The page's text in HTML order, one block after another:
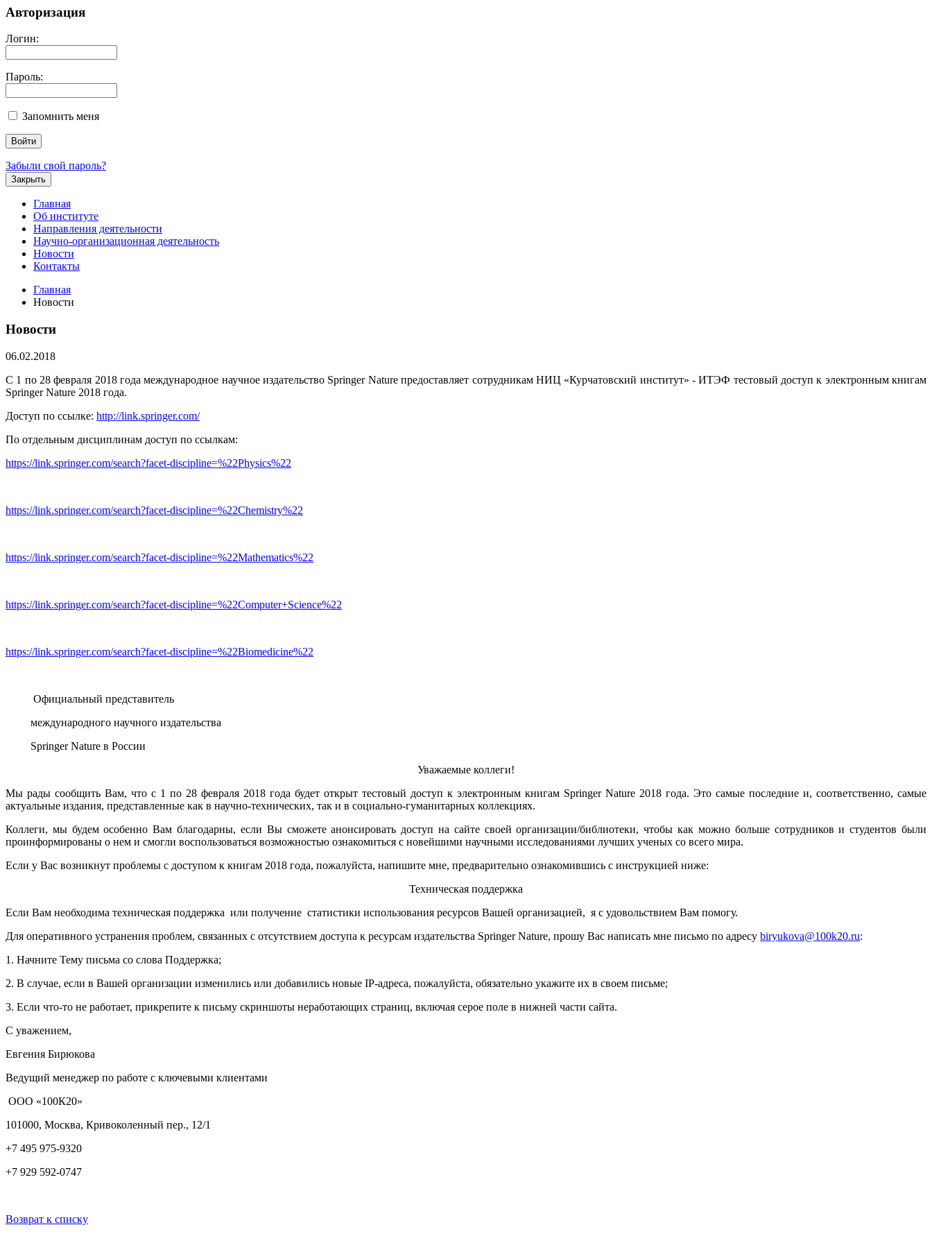
Авторизация
Логин:
Пароль:
Запомнить меня
Забыли свой пароль?
Закрыть
Главная
Об институте
Направления деятельности
Научно-организационная деятельность
Новости
Контакты
Главная
Новости
Новости
06.02.2018
С 1 по 28 февраля 2018 года международное научное издательство Springer Nature предоставляет сотрудникам НИЦ «Курчатовский институт» - ИТЭФ тестовый доступ к электронным книгам
Springer Nature 2018 года.
Доступ по ссылке: http://link.springer.com/
По отдельным дисциплинам доступ по ссылкам:
https://link.springer.com/search?facet-discipline=%22Physics%22
https://link.springer.com/search?facet-discipline=%22Chemistry%22
https://link.springer.com/search?facet-discipline=%22Mathematics%22
https://link.springer.com/search?facet-discipline=%22Computer+Science%22
https://link.springer.com/search?facet-discipline=%22Biomedicine%22
Официальный представитель
международного научного издательства
Springer Nature в России
Уважаемые коллеги!
Мы рады сообщить Вам, что с 1 по 28 февраля 2018 года будет открыт тестовый доступ к электронным книгам Springer Nature 2018 года. Это самые последние и, соответственно, самые
актуальные издания, представленные как в научно-технических, так и в социально-гуманитарных коллекциях.
Коллеги, мы будем особенно Вам благодарны, если Вы сможете анонсировать доступ на сайте своей организации/библиотеки, чтобы как можно больше сотрудников и студентов были
проинформированы о нем и смогли воспользоваться возможностью ознакомиться с новейшими научными исследованиями лучших ученых со всего мира.
Если у Вас возникнут проблемы с доступом к книгам 2018 года, пожалуйста, напишите мне, предварительно ознакомившись с инструкцией ниже:
Техническая поддержка
Если Вам необходима техническая поддержка или получение статистики использования ресурсов Вашей организацией, я с удовольствием Вам помогу.
Для оперативного устранения проблем, связанных с отсутствием доступа к ресурсам издательства Springer Nature, прошу Вас написать мне письмо по адресу biryukova@100k20.ru:
1. Начните Тему письма со слова Поддержка;
2. В случае, если в Вашей организации изменились или добавились новые IP-адреса, пожалуйста, обязательно укажите их в своем письме;
3. Если что-то не работает, прикрепите к письму скриншоты неработающих страниц, включая серое поле в нижней части сайта.
С уважением,
Евгения Бирюкова
Ведущий менеджер по работе с ключевыми клиентами
ООО «100К20»
101000, Москва, Кривоколенный пер., 12/1
+7 495 975-9320
+7 929 592-0747
Возврат к списку